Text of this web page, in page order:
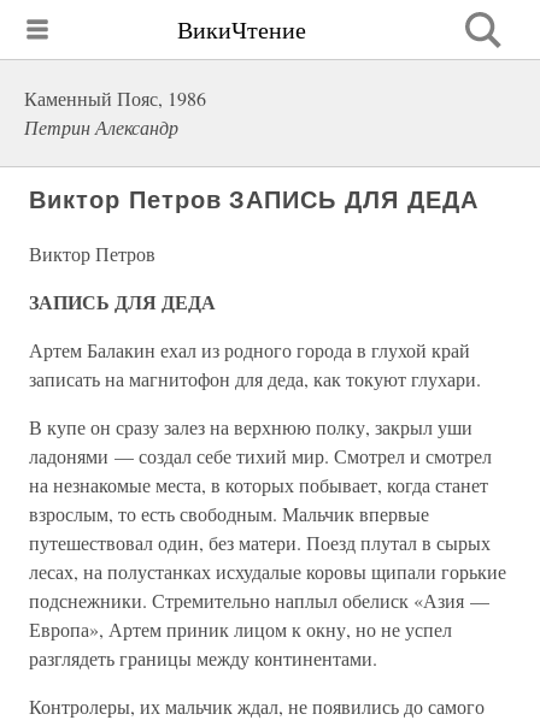
ВикиЧтение
Каменный Пояс, 1986
Петрин Александр
Виктор Петров ЗАПИСЬ ДЛЯ ДЕДА
Виктор Петров
ЗАПИСЬ ДЛЯ ДЕДА
Артем Балакин ехал из родного города в глухой край
записать на магнитофон для деда, как токуют глухари.
В купе он сразу залез на верхнюю полку, закрыл уши
ладонями — создал себе тихий мир. Смотрел и смотрел
на незнакомые места, в которых побывает, когда станет
взрослым, то есть свободным. Мальчик впервые
путешествовал один, без матери. Поезд плутал в сырых
лесах, на полустанках исхудалые коровы щипали горькие
подснежники. Стремительно наплыл обелиск «Азия —
Европа», Артем приник лицом к окну, но не успел
разглядеть границы между континентами.
Контролеры, их мальчик ждал, не появились до самого